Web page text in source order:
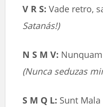
V R S: Vade retro,
Satanás!)
N S M V:
(Nunca seduzas
S M Q L: Sunt